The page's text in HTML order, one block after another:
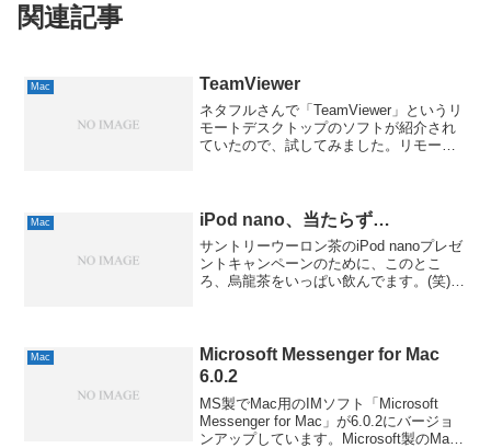
関連記事
Mac TeamViewer
ネタフルさんで「TeamViewer」というリ
モートデスクトップのソフトが紹介され
ていたので、試してみました。リモート
などを...
Mac iPod nano、当たらず…
サントリーウーロン茶のiPod nanoプレゼ
ントキャンペーンのために、このとこ
ろ、烏龍茶をいっぱい飲んでます。(笑)こ
Mac
Microsoft Messenger for Mac
6.0.2
MS製でMac用のIMソフト「Microsoft
Messenger for Mac」が6.0.2にバージョ
ンアップしています。Microsoft製のMac